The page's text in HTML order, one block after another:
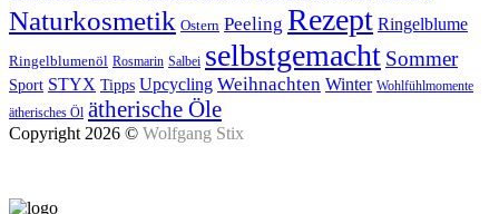
Naturkosmetik Ostern Peeling Rezept Ringelblume
Ringelblumenöl Rosmarin Salbei selbstgemacht Sommer
Sport STYX Tipps Upcycling Weihnachten Winter Wohlfühlmomente
ätherisches Öl ätherische Öle
Copyright 2026 © Wolfgang Stix